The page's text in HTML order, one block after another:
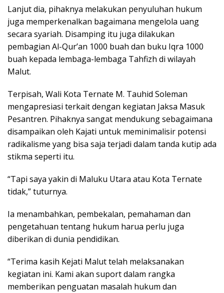
Lanjut dia, pihaknya melakukan penyuluhan hukum
juga memperkenalkan bagaimana mengelola uang
secara syariah. Disamping itu juga dilakukan
pembagian Al-Qur’an 1000 buah dan buku Iqra 1000
buah kepada lembaga-lembaga Tahfizh di wilayah
Malut.
Terpisah, Wali Kota Ternate M. Tauhid Soleman
mengapresiasi terkait dengan kegiatan Jaksa Masuk
Pesantren. Pihaknya sangat mendukung sebagaimana
disampaikan oleh Kajati untuk meminimalisir potensi
radikalisme yang bisa saja terjadi dalam tanda kutip ada
stikma seperti itu.
“Tapi saya yakin di Maluku Utara atau Kota Ternate
tidak,” tuturnya.
Ia menambahkan, pembekalan, pemahaman dan
pengetahuan tentang hukum harua perlu juga
diberikan di dunia pendidikan.
“Terima kasih Kejati Malut telah melaksanakan
kegiatan ini. Kami akan suport dalam rangka
memberikan penguatan masalah hukum dan